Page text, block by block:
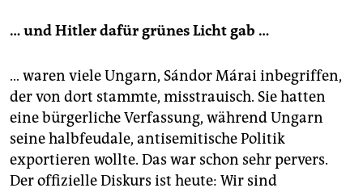
…und Hitler dafür grünes Licht gab …
… waren viele Ungarn, Sándor Márai inbegriffen,
der von dort stammte, misstrauisch. Sie hatten
eine bürgerliche Verfassung, während Ungarn
seine halbfeudale, antisemitische Politik
exportieren wollte. Das war schon sehr pervers.
Der offizielle Diskurs ist heute: Wir sind